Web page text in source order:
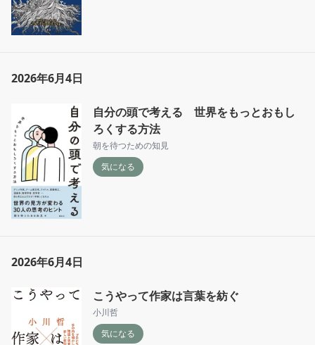
2026年6月4日
自分の頭で考える 世界をもっとおもし
ろくする方法
朝を待つための知見
気になる
2026年6月4日
こうやって作家は言葉を紡ぐ
小川哲
気になる